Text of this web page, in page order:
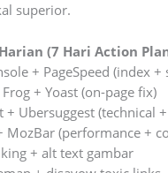
superior.
(7 Hari Action
+ PageSpeed (index +
+ Yoast (on-page fix)
+ Ubersuggest (technical
MozBar (performance +
+ alt text gambar